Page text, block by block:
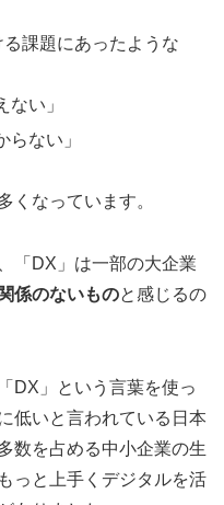
課題にあったような
ない」
らない」
くなっています。
「DX」は一部の大企業
係のないものと感じるの
DX」という言葉を使っ
低いと言われている日本
数を占める中小企業の生
っと上手くデジタルを活